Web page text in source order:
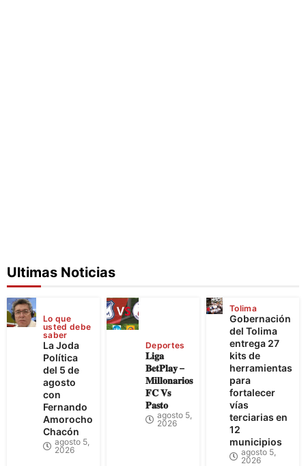
Ultimas Noticias
Lo que
usted debe
saber
La Joda
Política
del 5 de
agosto
con
Fernando
Amorocho
Chacón
agosto 5,
2026
Deportes
𝐋𝐢𝐠𝐚
𝐁𝐞𝐭𝐏𝐥𝐚𝐲 –
𝐌𝐢𝐥𝐥𝐨𝐧𝐚𝐫𝐢𝐨𝐬
𝐅𝐂 𝐕𝐬
𝐏𝐚𝐬𝐭𝐨
agosto 5,
2026
Tolima
Gobernación
del Tolima
entrega 27
kits de
herramientas
para
fortalecer
vías
terciarias en
12
municipios
agosto 5,
2026